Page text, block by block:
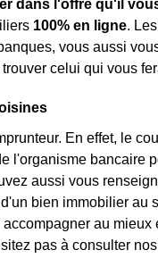
dans l'offre qu'il
100% en ligne.
vous aussi
celui qui vous
En effet, le
l'organisme bancaire
aussi vous
bien immobilier au
au
pas à consulter